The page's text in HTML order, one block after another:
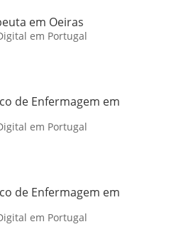
em Oeiras
em Portugal
de Enfermagem em
em Portugal
de Enfermagem em
em Portugal